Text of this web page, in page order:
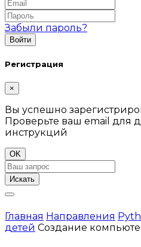
Забыли пароль?
Регистрация
×
Вы успешно
Проверьте ваш email для
инструкций
OK
Искать
Главная Направления
детей Создание